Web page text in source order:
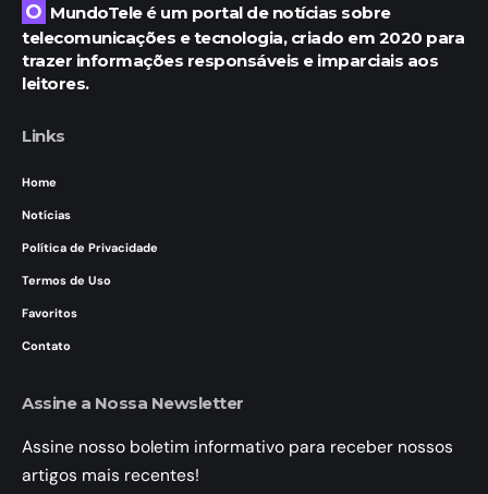
O MundoTele é um portal de notícias sobre
telecomunicações e tecnologia, criado em 2020 para
trazer informações responsáveis e imparciais aos
leitores.
Links
Home
Notícias
Política de Privacidade
Termos de Uso
Favoritos
Contato
Assine a Nossa Newsletter
Assine nosso boletim informativo para receber nossos
artigos mais recentes!